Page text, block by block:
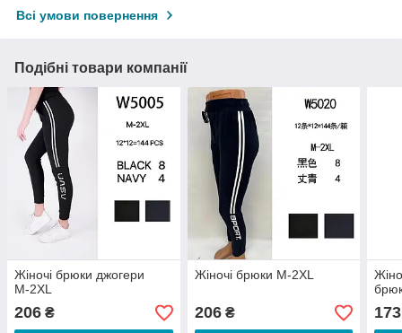
Всі умови повернення
Подібні товари компанії
Жіночі брюки джогери
М-2XL
206 ₴
Жіночі брюки М-2XL
206₴ 173